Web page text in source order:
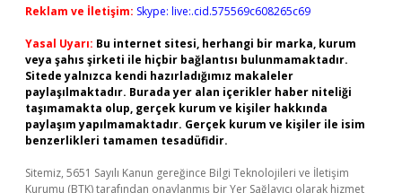
Reklam ve İletişim: Skype: live:.cid.575569c608265c69
Yasal Uyarı: Bu internet sitesi, herhangi bir marka, kurum
veya şahıs şirketi ile hiçbir bağlantısı bulunmamaktadır.
Sitede yalnızca kendi hazırladığımız makaleler
paylaşılmaktadır. Burada yer alan içerikler haber niteliği
taşımamakta olup, gerçek kurum ve kişiler hakkında
paylaşım yapılmamaktadır. Gerçek kurum ve kişiler ile isim
benzerlikleri tamamen tesadüfidir.
Sitemiz, 5651 Sayılı Kanun gereğince Bilgi Teknolojileri ve İletişim
Kurumu (BTK) tarafından onaylanmış bir Yer Sağlayıcı olarak hizmet